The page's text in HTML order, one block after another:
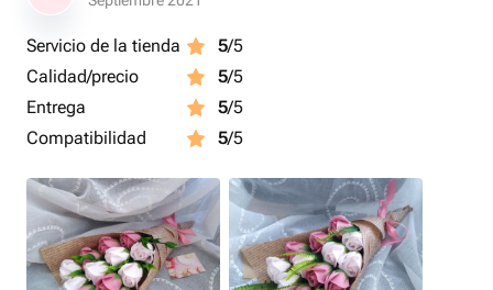
Servicio de la tienda 5/5
Calidad/precio
5/5
Entrega
5/5
Compatibilidad
5/5